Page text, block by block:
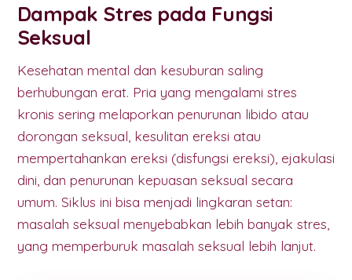
Dampak Stres pada Fungsi
Seksual
Kesehatan mental dan kesuburan saling
berhubungan erat. Pria yang mengalami stres
kronis sering melaporkan penurunan libido atau
dorongan seksual, kesulitan ereksi atau
mempertahankan ereksi (disfungsi ereksi), ejakulasi
dini, dan penurunan kepuasan seksual secara
umum. Siklus ini bisa menjadi lingkaran setan:
masalah seksual menyebabkan lebih banyak stres,
yang memperburuk masalah seksual lebih lanjut.